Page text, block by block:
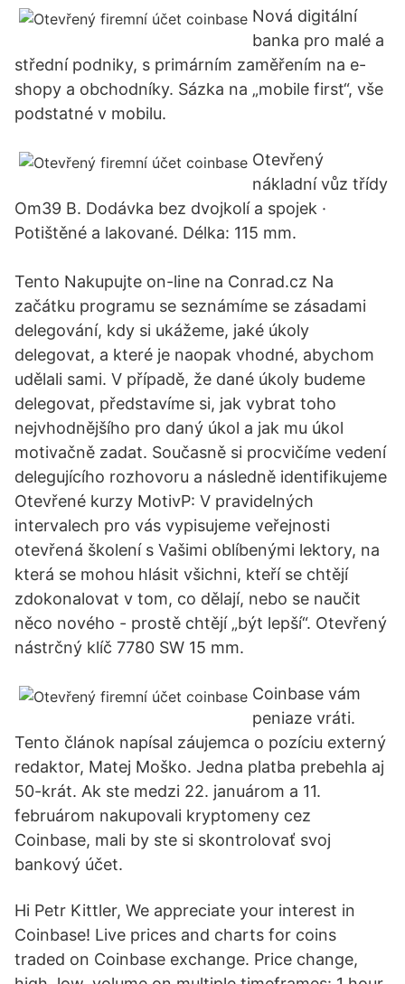
Nová digitální
banka pro malé a
střední podniky, s primárním zaměřením na e-
shopy a obchodníky. Sázka na „mobile first“, vše
podstatné v mobilu.
Otevřený
nákladní vůz třídy
Om39 B. Dodávka bez dvojkolí a spojek ·
Potištěné a lakované. Délka: 115 mm.
Tento Nakupujte on-line na Conrad.cz Na
začátku programu se seznámíme se zásadami
delegování, kdy si ukážeme, jaké úkoly
delegovat, a které je naopak vhodné, abychom
udělali sami. V případě, že dané úkoly budeme
delegovat, představíme si, jak vybrat toho
nejvhodnějšího pro daný úkol a jak mu úkol
motivačně zadat. Současně si procvičíme vedení
delegujícího rozhovoru a následně identifikujeme
Otevřené kurzy MotivP: V pravidelných
intervalech pro vás vypisujeme veřejnosti
otevřená školení s Vašimi oblíbenými lektory, na
která se mohou hlásit všichni, kteří se chtějí
zdokonalovat v tom, co dělají, nebo se naučit
něco nového - prostě chtějí „být lepší“. Otevřený
nástrčný klíč 7780 SW 15 mm.
Coinbase vám
peniaze vráti.
Tento článok napísal záujemca o pozíciu externý
redaktor, Matej Moško. Jedna platba prebehla aj
50-krát. Ak ste medzi 22. januárom a 11.
februárom nakupovali kryptomeny cez
Coinbase, mali by ste si skontrolovať svoj
bankový účet.
Hi Petr Kittler, We appreciate your interest in
Coinbase! Live prices and charts for coins
traded on Coinbase exchange. Price change,